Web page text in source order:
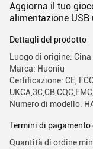
Aggiorna il tuo
alimentazione USB
Dettagli del prodotto
Luogo di origine: Cina
Marca: Huoniu
Certificazione: CE,
Numero di modello:
Termini di pagamento
Quantità di ordine